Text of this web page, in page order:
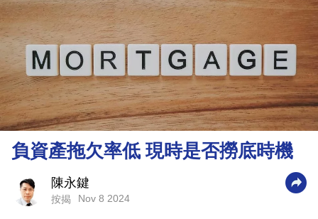
題
投
樓
市
理
財
商
業
負資產拖欠率低 現時是否撈底時機
陳永鍵
按揭 Nov 8 2024